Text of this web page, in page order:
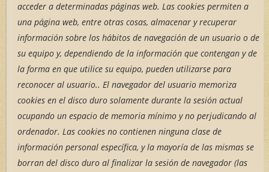
acceder a determinadas páginas web. Las cookies permiten a
una página web, entre otras cosas, almacenar y recuperar
información sobre los hábitos de navegación de un usuario o de
su equipo y, dependiendo de la información que contengan y de
la forma en que utilice su equipo, pueden utilizarse para
reconocer al usuario.. El navegador del usuario memoriza
cookies en el disco duro solamente durante la sesión actual
ocupando un espacio de memoria mínimo y no perjudicando al
ordenador. Las cookies no contienen ninguna clase de
información personal específica, y la mayoría de las mismas se
borran del disco duro al finalizar la sesión de navegador (las